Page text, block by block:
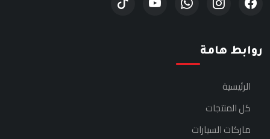
روابط هامة
الرئيسية
كل المنتجات
ماركات السيارات